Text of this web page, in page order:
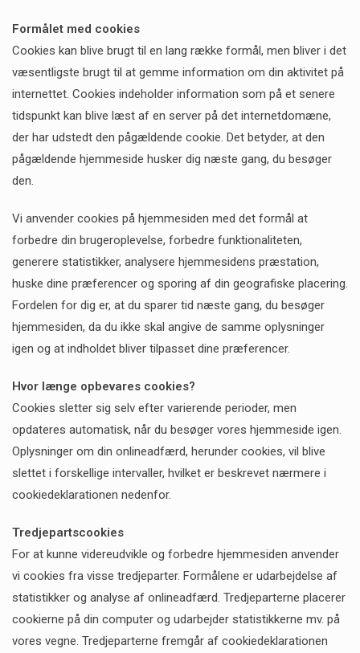
Formålet med cookies
Cookies kan blive brugt til en lang række formål, men bliver i det
væsentligste brugt til at gemme information om din aktivitet på
internettet. Cookies indeholder information som på et senere
tidspunkt kan blive læst af en server på det internetdomæne,
der har udstedt den pågældende cookie. Det betyder, at den
pågældende hjemmeside husker dig næste gang, du besøger
den.
Vi anvender cookies på hjemmesiden med det formål at
forbedre din brugeroplevelse, forbedre funktionaliteten,
generere statistikker, analysere hjemmesidens præstation,
huske dine præferencer og sporing af din geografiske placering.
Fordelen for dig er, at du sparer tid næste gang, du besøger
hjemmesiden, da du ikke skal angive de samme oplysninger
igen og at indholdet bliver tilpasset dine præferencer.
Hvor længe opbevares cookies?
Cookies sletter sig selv efter varierende perioder, men
opdateres automatisk, når du besøger vores hjemmeside igen.
Oplysninger om din onlineadfærd, herunder cookies, vil blive
slettet i forskellige intervaller, hvilket er beskrevet nærmere i
cookiedeklarationen nedenfor.
Tredjepartscookies
For at kunne videreudvikle og forbedre hjemmesiden anvender
vi cookies fra visse tredjeparter. Formålene er udarbejdelse af
statistikker og analyse af onlineadfærd. Tredjeparterne placerer
cookierne på din computer og udarbejder statistikkerne mv. på
vores vegne. Tredjeparterne fremgår af cookiedeklarationen